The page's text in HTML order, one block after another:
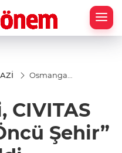
Osmangazi,
“Öncü
Şehir”
CIVITAS
Şehir”